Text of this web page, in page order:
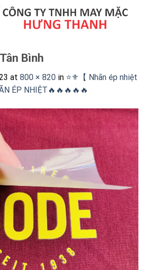
Bình
at 800 × 820 in ⭐️⚜️【 Nhãn ép nhiệt
ÉP NHIỆT🔥🔥🔥🔥🔥